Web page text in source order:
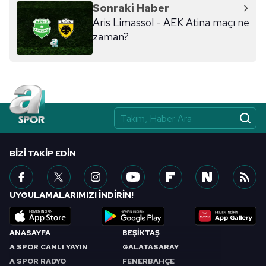
ilgili mevzuata uygun olarak kullanılan çerezlerle ilgili bilgi
almak için lütfen
tıklayınız.
Sonraki Haber
Aris Limassol - AEK Atina maçı ne
zaman?
ANASAYFA
A SPOR CANLI YAYIN
A SPOR RADYO
BEŞİKTAŞ
GALATASARAY
FENERBAHÇE
BIZI TAKIP EDIN
UYGULAMALARIMIZI İNDİRİN!